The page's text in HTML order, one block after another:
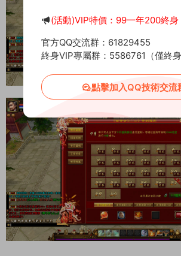
(活動)VIP特價：99一年200終身
官方QQ交流群：61829455
終身VIP專屬群：5586761（僅終身
點擊加入QQ技術交流